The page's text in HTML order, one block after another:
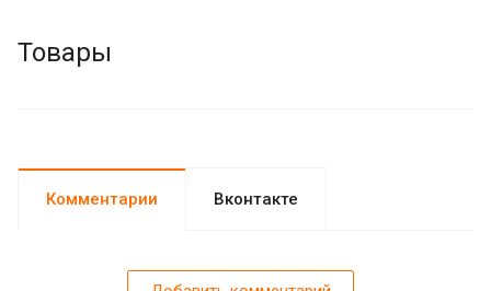
Товары
Комментарии Вконтакте